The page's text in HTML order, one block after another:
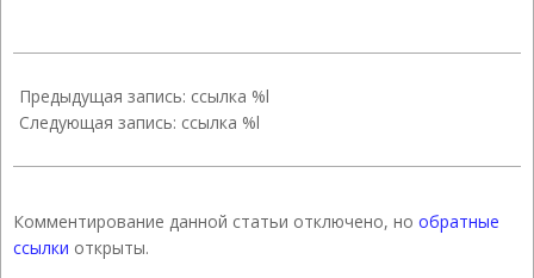
06-
11
Предыдущая запись: ссылка %l
Следующая запись: ссылка %l
Комментирование данной статьи отключено, но обратные
ссылки открыты.